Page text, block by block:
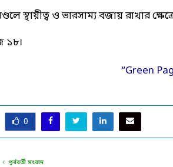
স্থায়ীত্ব ও ভারসাম্য বজায় রাখার
১৮।
0
পূর্ববর্তী সংবাদ